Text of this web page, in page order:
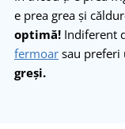
e prea grea și
optimă! Indiferent
fermoar sau preferi
greși.